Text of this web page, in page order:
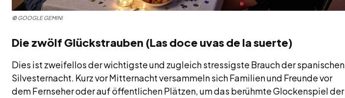
©GOOGLE GEMINI
Die zwölf Glückstrauben (Las doce uvas de la suerte)
Dies ist zweifellos der wichtigste und zugleich stressigste Brauch der spanischen
Silvesternacht. Kurz vor Mitternacht versammeln sich Familien und Freunde vor
dem Fernseher oder auf öffentlichen Plätzen, um das berühmte Glockenspiel der